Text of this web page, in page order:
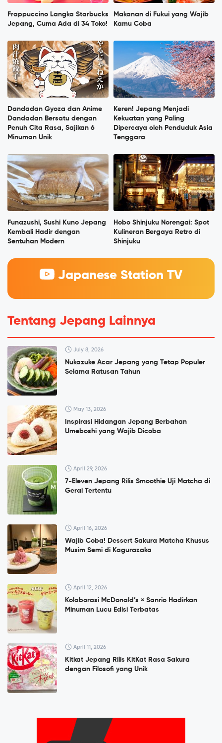
Frappuccino Langka Starbucks
Jepang, Cuma Ada di 34 Toko!
Makanan di Fukui yang Wajib
Kamu Coba
Dandadan Gyoza dan Anime
Dandadan Bersatu dengan
Penuh Cita Rasa, Sajikan 6
Minuman Unik
Keren! Jepang Menjadi
Kekuatan yang Paling
Dipercaya oleh Penduduk Asia
Tenggara
Funazushi, Sushi Kuno Jepang
Kembali Hadir dengan
Sentuhan Modern
Hobo Shinjuku Norengai: Spot
Kulineran Bergaya Retro di
Shinjuku
Japanese Station TV
Tentang Jepang Lainnya
July 8, 2026
Nukazuke Acar Jepang yang Tetap Populer
Selama Ratusan Tahun
May 13, 2026
Inspirasi Hidangan Jepang Berbahan
Umeboshi yang Wajib Dicoba
April 29, 2026
7-Eleven Jepang Rilis Smoothie Uji Matcha di
Gerai Tertentu
April 16, 2026
Wajib Coba! Dessert Sakura Matcha Khusus
Musim Semi di Kagurazaka
April 12, 2026
Kolaborasi McDonald’s × Sanrio Hadirkan
Minuman Lucu Edisi Terbatas
April 11, 2026
Kitkat Jepang Rilis KitKat Rasa Sakura
dengan Filosofi yang Unik